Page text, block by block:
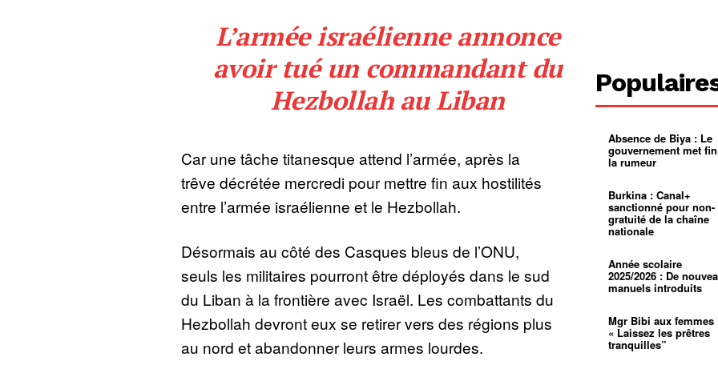
L’armée israélienne annonce
avoir tué un commandant du
Hezbollah au Liban
Car une tâche titanesque attend l’armée, après la
trêve décrétée mercredi pour mettre fin aux hostilités
entre l’armée israélienne et le Hezbollah.
Désormais au côté des Casques bleus de l’ONU,
seuls les militaires pourront être déployés dans le sud
du Liban à la frontière avec Israël. Les combattants du
Hezbollah devront eux se retirer vers des régions plus
au nord et abandonner leurs armes lourdes.
grandes
pluies
Échec au
Le père
pasteur
L’État
d’or
Croyance
religieuse
Entre
bricolage
mentale
01:12
mettra-t-
au
Absence de Biya : Le
gouvernement met
la rumeur
Burkina : Canal+
sanctionné pour non-
gratuité de la chaîne
nationale
Année scolaire
2025/2026 : De
manuels introduits
Mgr Bibi aux femmes
« Laissez les prêtres
tranquilles”